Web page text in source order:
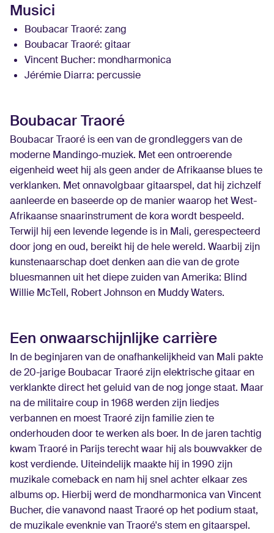
Musici
Boubacar Traoré: zang
Boubacar Traoré: gitaar
Vincent Bucher: mondharmonica
Jérémie Diarra: percussie
Boubacar Traoré
Boubacar Traoré is een van de grondleggers van de
moderne Mandingo-muziek. Met een ontroerende
eigenheid weet hij als geen ander de Afrikaanse blues te
verklanken. Met onnavolgbaar gitaarspel, dat hij zichzelf
aanleerde en baseerde op de manier waarop het West-
Afrikaanse snaarinstrument de kora wordt bespeeld.
Terwijl hij een levende legende is in Mali, gerespecteerd
door jong en oud, bereikt hij de hele wereld. Waarbij zijn
kunstenaarschap doet denken aan die van de grote
bluesmannen uit het diepe zuiden van Amerika: Blind
Willie McTell, Robert Johnson en Muddy Waters.
Een onwaarschijnlijke carrière
In de beginjaren van de onafhankelijkheid van Mali pakte
de 20-jarige Boubacar Traoré zijn elektrische gitaar en
verklankte direct het geluid van de nog jonge staat. Maar
na de militaire coup in 1968 werden zijn liedjes
verbannen en moest Traoré zijn familie zien te
onderhouden door te werken als boer. In de jaren tachtig
kwam Traoré in Parijs terecht waar hij als bouwvakker de
kost verdiende. Uiteindelijk maakte hij in 1990 zijn
muzikale comeback en nam hij snel achter elkaar zes
albums op. Hierbij werd de mondharmonica van Vincent
Bucher, die vanavond naast Traoré op het podium staat,
de muzikale evenknie van Traoré's stem en gitaarspel.